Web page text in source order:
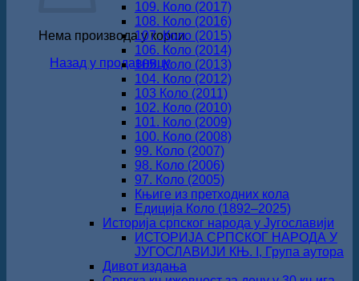
Нема производа у корпи.
Назад у продавницу
109. Коло (2017)
108. Коло (2016)
107. Коло (2015)
106. Коло (2014)
105. Коло (2013)
104. Коло (2012)
103 Коло (2011)
102. Коло (2010)
101. Коло (2009)
100. Коло (2008)
99. Коло (2007)
98. Коло (2006)
97. Коло (2005)
Књиге из претходних кола
Едиција Коло (1892‒2025)
Историја српског народа у Југославији
ИСТОРИЈА СРПСКОГ НАРОДА У
ЈУГОСЛАВИЈИ КЊ. I, Група аутора
Дивот издања